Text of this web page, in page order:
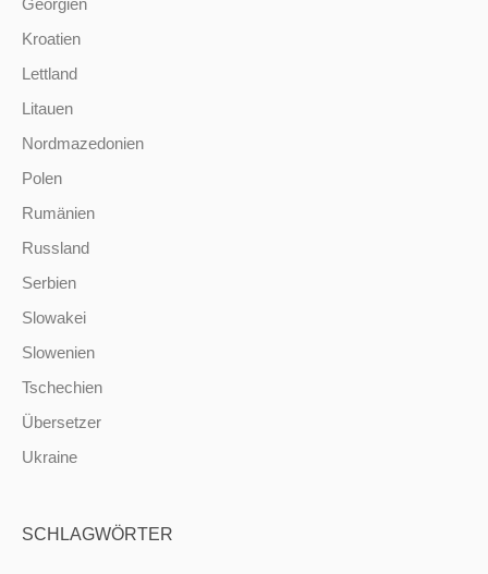
Georgien
Kroatien
Lettland
Litauen
Nordmazedonien
Polen
Rumänien
Russland
Serbien
Slowakei
Slowenien
Tschechien
Übersetzer
Ukraine
SCHLAGWÖRTER